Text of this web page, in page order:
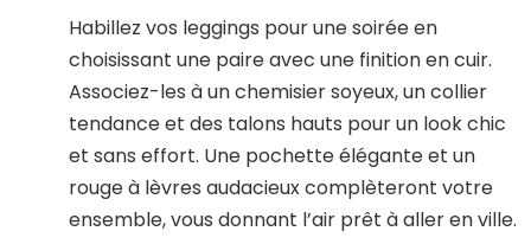
Habillez vos leggings pour une soirée en
choisissant une paire avec une finition en cuir.
Associez-les à un chemisier soyeux, un collier
tendance et des talons hauts pour un look chic
et sans effort. Une pochette élégante et un
rouge à lèvres audacieux complèteront votre
ensemble, vous donnant l’air prêt à aller en ville.